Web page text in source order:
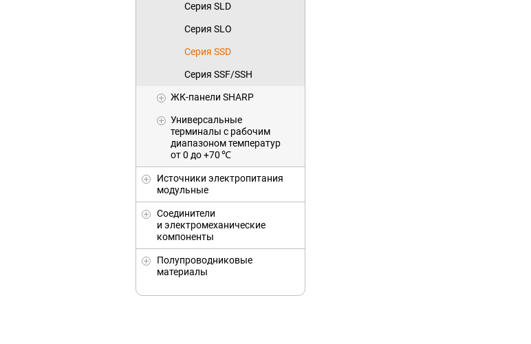
Серия SLD
Серия SLO
Серия SSD
Серия SSF/SSH
ЖК-панели SHARP
Универсальныe
терминалы с рабочим
диапазоном температур
от 0 до +70 ℃
Источники электропитания
модульные
Соединители
и электромеханические
компоненты
Полупроводниковые
материалы